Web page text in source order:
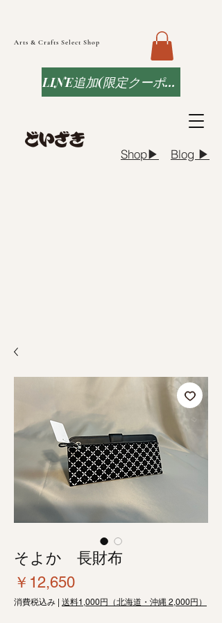
Arts & Crafts Select Shop
Blog ▶︎
Shop▶︎
LINE追加(限定クーポンなど)
そよか 長財布
￥12,650価
格
消費税込み 送料1,000円（北海道・沖縄 2,000円）